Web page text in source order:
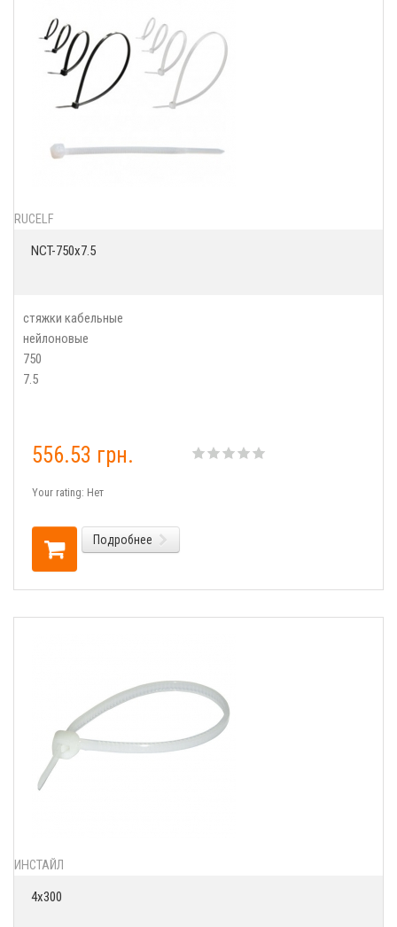
RUCELF
NCT-750x7.5
стяжки кабельные
нейлоновые
750
7.5
556.53 грн.
Your rating: Нет
Подробнее
ИНСТАЙЛ
4х300